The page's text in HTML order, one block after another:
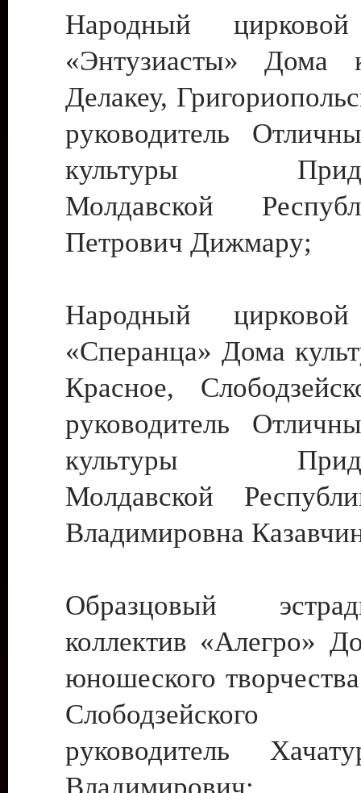
Народный цирковой
«Энтузиасты» Дома
Делакеу,
руководитель
культуры
Молдавской
Петрович Дижмару;
Народный цирковой
«Сперанца» Дома
Красное,
руководитель
культуры
Молдавской
Владимировна
Образцовый
коллектив «Алегро»
юношеского
руководитель